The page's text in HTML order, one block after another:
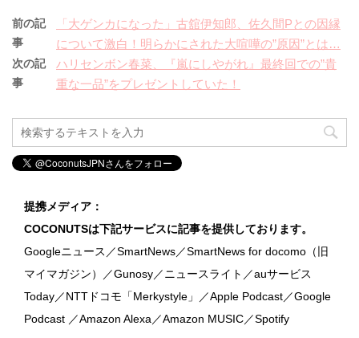
前の記
事
「大ゲンカになった」古舘伊知郎、佐久間Pとの因縁
について激白！明らかにされた大喧嘩の”原因”とは…
次の記
事
ハリセンボン春菜、『嵐にしやがれ』最終回での”貴
重な一品”をプレゼントしていた！
提携メディア：
COCONUTSは下記サービスに記事を提供しております。
Googleニュース／SmartNews／SmartNews for docomo（旧
マイマガジン）／Gunosy／ニュースライト／auサービス
Today／NTTドコモ「Merkystyle」／Apple Podcast／Google
Podcast ／Amazon Alexa／Amazon MUSIC／Spotify